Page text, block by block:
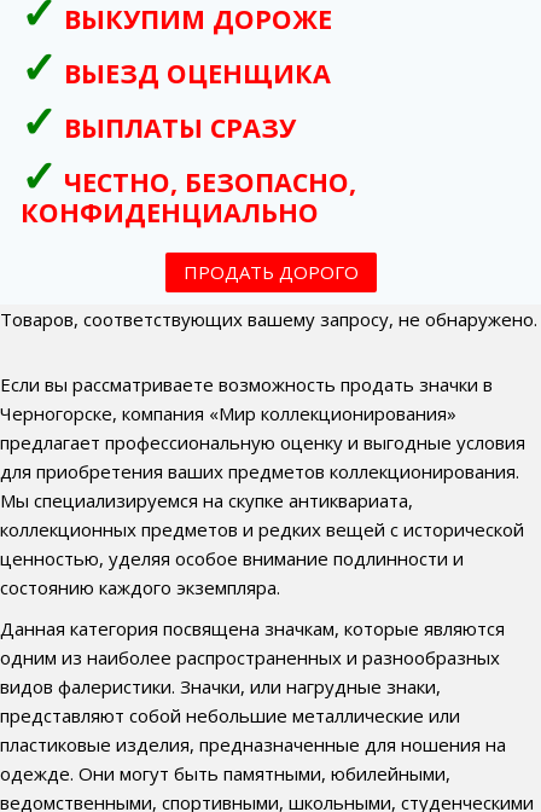
ВЫКУПИМ ДОРОЖЕ
ВЫЕЗД ОЦЕНЩИКА
ВЫПЛАТЫ СРАЗУ
ЧЕСТНО, БЕЗОПАСНО,
КОНФИДЕНЦИАЛЬНО
ПРОДАТЬ ДОРОГО
Товаров, соответствующих вашему запросу, не обнаружено.
Если вы рассматриваете возможность продать значки в
Черногорске, компания «Мир коллекционирования»
предлагает профессиональную оценку и выгодные условия
для приобретения ваших предметов коллекционирования.
Мы специализируемся на скупке антиквариата,
коллекционных предметов и редких вещей с исторической
ценностью, уделяя особое внимание подлинности и
состоянию каждого экземпляра.
Данная категория посвящена значкам, которые являются
одним из наиболее распространенных и разнообразных
видов фалеристики. Значки, или нагрудные знаки,
представляют собой небольшие металлические или
пластиковые изделия, предназначенные для ношения на
одежде. Они могут быть памятными, юбилейными,
ведомственными, спортивными, школьными, студенческими